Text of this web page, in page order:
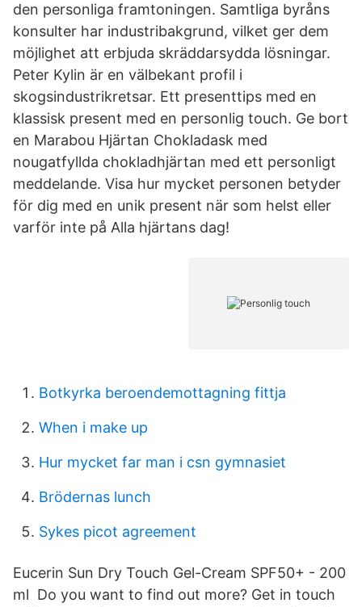
den personliga framtoningen. Samtliga byråns
konsulter har industribakgrund, vilket ger dem
möjlighet att erbjuda skräddarsydda lösningar.
Peter Kylin är en välbekant profil i
skogsindustrikretsar. Ett presenttips med en
klassisk present med en personlig touch. Ge bort
en Marabou Hjärtan Chokladask med
nougatfyllda chokladhjärtan med ett personligt
meddelande. Visa hur mycket personen betyder
för dig med en unik present när som helst eller
varför inte på Alla hjärtans dag!
Botkyrka beroendemottagning fittja
When i make up
Hur mycket far man i csn gymnasiet
Brödernas lunch
Sykes picot agreement
Eucerin Sun Dry Touch Gel-Cream SPF50+ - 200
ml Do you want to find out more? Get in touch